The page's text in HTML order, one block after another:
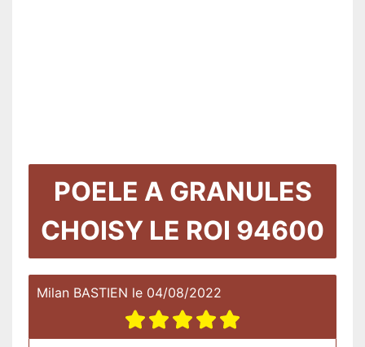
POELE A GRANULES
CHOISY LE ROI 94600
Milan BASTIEN le 04/08/2022